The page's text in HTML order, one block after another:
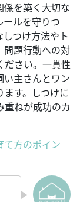
係を築く大切な
ールを守りつ
つけ方法やト
問題行動への対
ださい。一貫性
い主さんとワン
す。しつけに
重ねが成功のカ
て方のポイン